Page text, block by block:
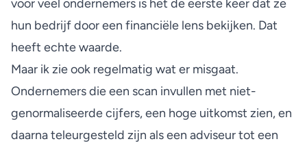
voor veel ondernemers is het de eerste keer dat ze
hun bedrijf door een financiële lens bekijken. Dat
heeft echte waarde.
Maar ik zie ook regelmatig wat er misgaat.
Ondernemers die een scan invullen met niet-
genormaliseerde cijfers, een hoge uitkomst zien, en
daarna teleurgesteld zijn als een adviseur tot een